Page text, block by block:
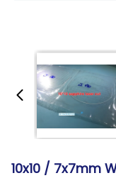
10x10 / 7x7mm